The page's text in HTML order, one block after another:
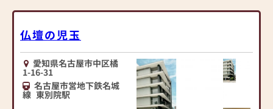
ーター企業
◆店舗◆
愛知県下に「大須本店」
「小牧店」「尾張旭店」
「大府店」の４店舗、岐阜
県下には「東濃店」がござ
います。
■ 会社概要
株式会社仏壇の大野屋は、
名古屋・大須仏壇街に本店
を構える老舗仏壇店です。
伝統的な名古屋仏壇をはじ
仏壇の児玉
愛知県名古屋市中区橘
1-16-31
名古屋市営地下鉄名城
線 東別院駅